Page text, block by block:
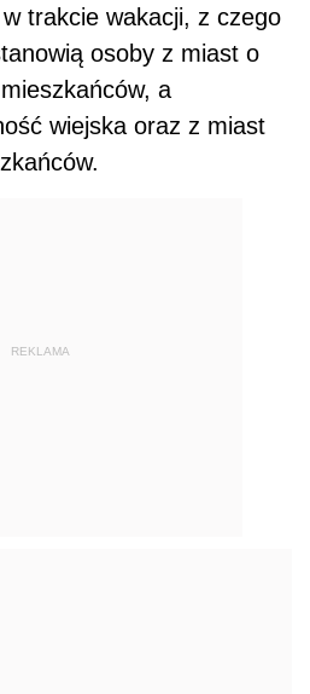
trakcie wakacji, z czego
osoby z miast o
a
wiejska oraz z miast
REKLAMA